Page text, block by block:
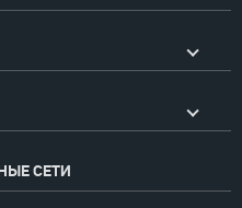
СЕТИ